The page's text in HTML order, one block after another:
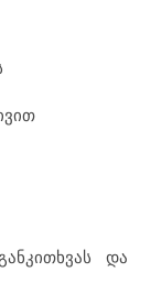
ვით
კითხვას და